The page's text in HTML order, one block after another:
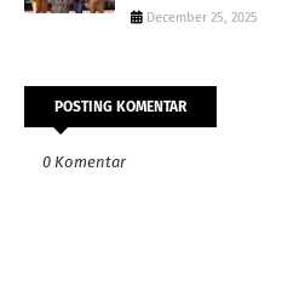
December 25, 2025
POSTING KOMENTAR
0 Komentar